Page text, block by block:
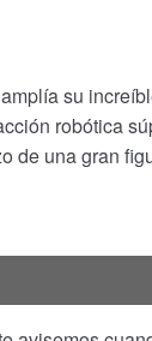
su
robótica
de una gran